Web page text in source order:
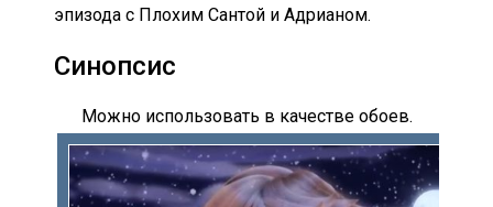
эпизода с Плохим Сантой и Адрианом.
Синопсис
Можно использовать в качестве обоев.